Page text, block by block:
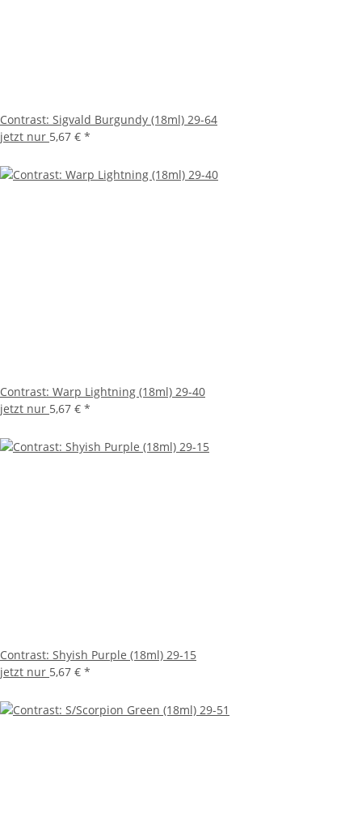
Contrast: Sigvald Burgundy (18ml) 29-64
jetzt nur 5,67 € *
Contrast: Warp Lightning (18ml) 29-40
jetzt nur 5,67 € *
Contrast: Shyish Purple (18ml) 29-15
jetzt nur 5,67 € *